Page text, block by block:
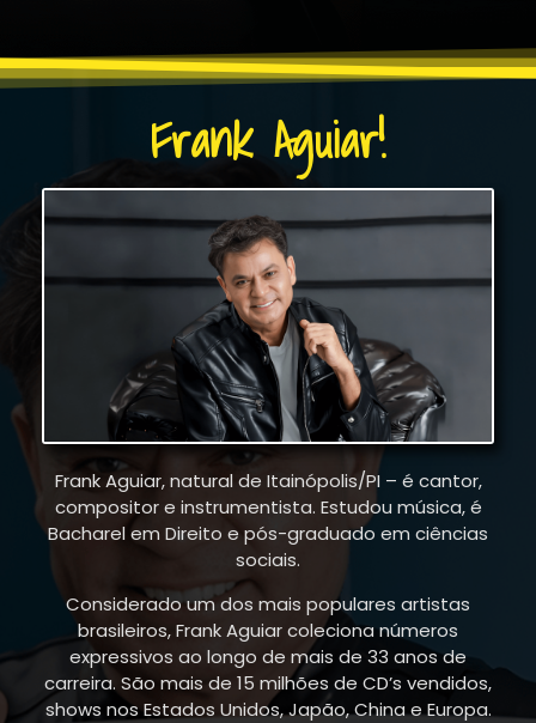
Frank Aguiar!
Frank Aguiar, natural de Itainópolis/PI – é cantor,
compositor e instrumentista. Estudou música, é
Bacharel em Direito e pós-graduado em ciências
sociais.
Considerado um dos mais populares artistas
brasileiros, Frank Aguiar coleciona números
expressivos ao longo de mais de 33 anos de
carreira. São mais de 15 milhões de CD’s vendidos,
shows nos Estados Unidos, Japão, China e Europa.